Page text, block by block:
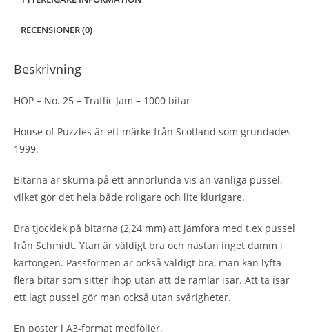
RECENSIONER (0)
Beskrivning
HOP – No. 25 – Traffic Jam – 1000 bitar
House of Puzzles är ett märke från Scotland som grundades
1999.
Bitarna är skurna på ett annorlunda vis än vanliga pussel,
vilket gör det hela både roligare och lite klurigare.
Bra tjocklek på bitarna (2,24 mm) att jämföra med t.ex pussel
från Schmidt. Ytan är väldigt bra och nästan inget damm i
kartongen. Passformen är också väldigt bra, man kan lyfta
flera bitar som sitter ihop utan att de ramlar isär. Att ta isär
ett lagt pussel gör man också utan svårigheter.
En poster i A3-format medföljer.